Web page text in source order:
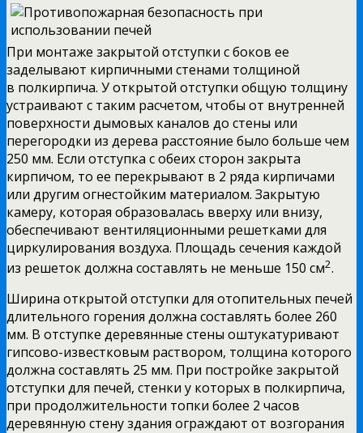
При монтаже закрытой отступки с боков ее
заделывают кирпичными стенами толщиной
в полкирпича. У открытой отступки общую толщину
устраивают с таким расчетом, чтобы от внутренней
поверхности дымовых каналов до стены или
перегородки из дерева расстояние было больше чем
250 мм. Если отступка с обеих сторон закрыта
кирпичом, то ее перекрывают в 2 ряда кирпичами
или другим огнестойким материалом. Закрытую
камеру, которая образовалась вверху или внизу,
обеспечивают вентиляционными решетками для
циркулирования воздуха. Площадь сечения каждой
из решеток должна составлять не меньше 150 см2.
Ширина открытой отступки для отопительных печей
длительного горения должна составлять более 260
мм. В отступке деревянные стены оштукатуривают
гипсово-известковым раствором, толщина которого
должна составлять 25 мм. При постройке закрытой
отступки для печей, стенки у которых в полкирпича,
при продолжительности топки более 2 часов
деревянную стену здания ограждают от возгорания